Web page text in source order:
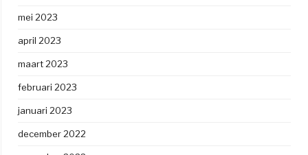
mei 2023
april 2023
maart 2023
februari 2023
januari 2023
december 2022